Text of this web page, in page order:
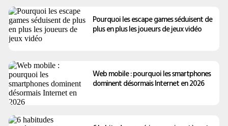
Pourquoi les escape games séduisent de
plus en plus les joueurs de jeux vidéo
Web mobile : pourquoi les smartphones
dominent désormais Internet en 2026